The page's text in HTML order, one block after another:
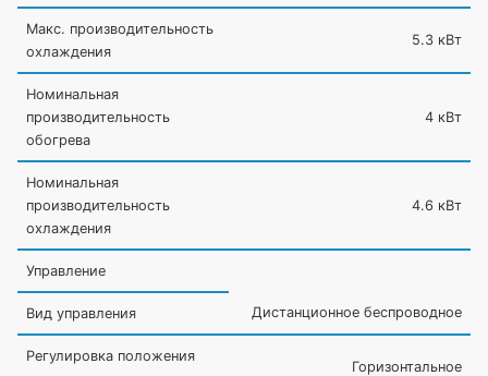
Макс. производительность
охлаждения
5.3 кВт
Номинальная
производительность
обогрева
4 кВт
Номинальная
производительность
охлаждения
4.6 кВт
Управление
Вид управления Дистанционное беспроводное
Регулировка положения
Горизонтальное